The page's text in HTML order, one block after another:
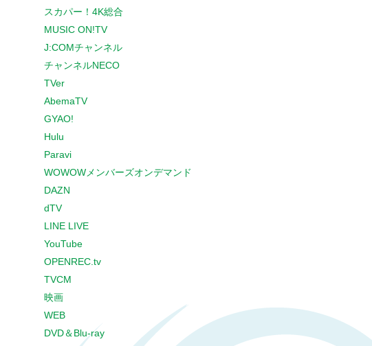
スカパー！4K総合
MUSIC ON!TV
J:COMチャンネル
チャンネルNECO
TVer
AbemaTV
GYAO!
Hulu
Paravi
WOWOWメンバーズオンデマンド
DAZN
dTV
LINE LIVE
YouTube
OPENREC.tv
TVCM
映画
WEB
DVD＆Blu-ray